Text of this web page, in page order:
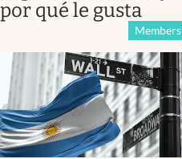
por qué le gusta
Members